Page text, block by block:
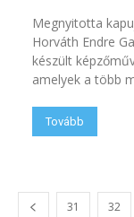
Megnyitotta
Horváth Endre
készült
amelyek a több
Tovább
31 32